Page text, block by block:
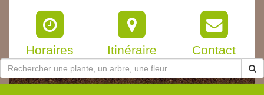
Horaires Itinéraire Contact